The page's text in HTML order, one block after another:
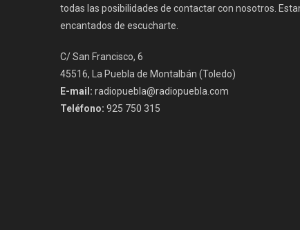
todas las posibilidades de contactar con nosotros.
encantados de escucharte.
C/ San Francisco, 6
45516, La Puebla de Montalbán (Toledo)
E-mail: radiopuebla@radiopuebla.com
Teléfono: 925 750 315